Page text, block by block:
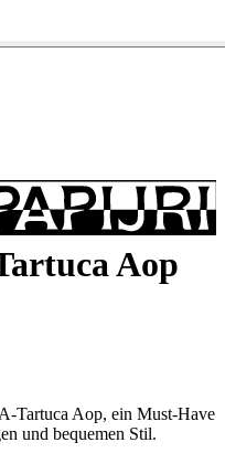
Aop
Tartuca Aop, ein Must-Have
und bequemen Stil.